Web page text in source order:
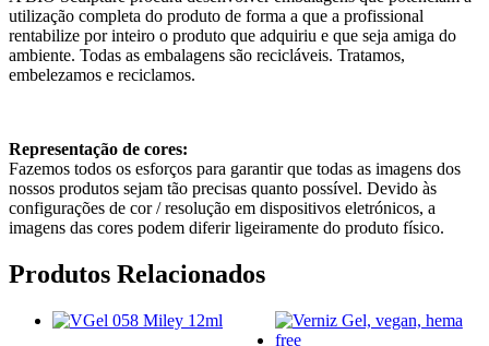
utilização completa do produto de forma a que a profissional
rentabilize por inteiro o produto que adquiriu e que seja amiga do
ambiente. Todas as embalagens são recicláveis. Tratamos,
embelezamos e reciclamos.
Representação de cores:
Fazemos todos os esforços para garantir que todas as imagens dos
nossos produtos sejam tão precisas quanto possível. Devido às
configurações de cor / resolução em dispositivos eletrónicos, a
imagens das cores podem diferir ligeiramente do produto físico.
Produtos Relacionados